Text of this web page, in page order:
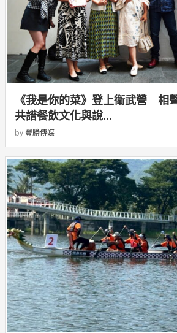
《我是你的菜》登上衛武營 相
共譜餐飲文化與說...
by 豐勝傳媒